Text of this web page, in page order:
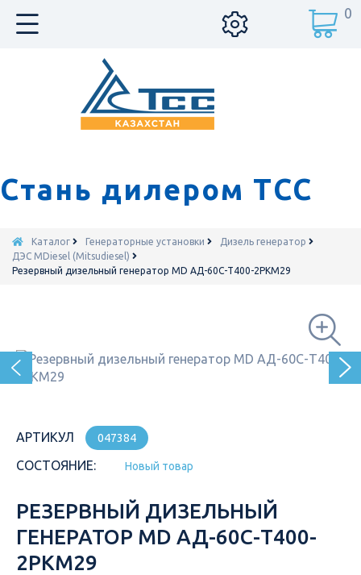
Стань дилером ТСС
0
Каталог Генераторные установки
Дизель генератор
ДЭС MDiesel (Mitsudiesel)
Резервный дизельный генератор MD АД-60С-Т400-2РКМ29
АРТИКУЛ 047384
СОСТОЯНИЕ: Новый товар
РЕЗЕРВНЫЙ ДИЗЕЛЬНЫЙ
ГЕНЕРАТОР MD АД-60С-Т400-
2РКМ29